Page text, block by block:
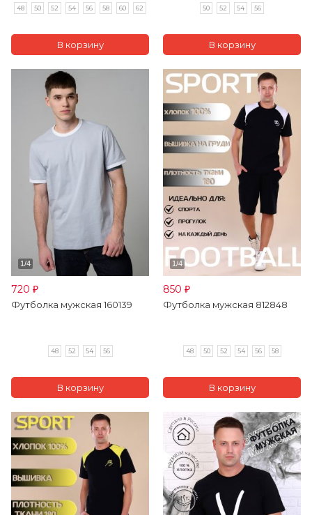
48 50 52 54 56 58 60 62 50 52 54 56
720 ₽
Футболка мужская 160139
48 52 54 56
850 ₽
Футболка мужская 812848
48 50 52 54 56 58